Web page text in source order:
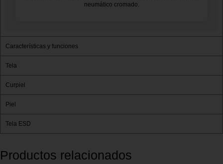
neumático cromado.
Características y funciones
Tela
Curpiel
Piel
Tela ESD
Productos relacionados